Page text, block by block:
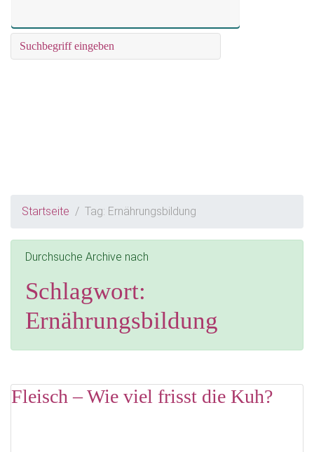
Startseite Tag: Ernährungsbildung
Durchsuche Archive nach
Schlagwort:
Ernährungsbildung
Fleisch – Wie viel frisst die Kuh?